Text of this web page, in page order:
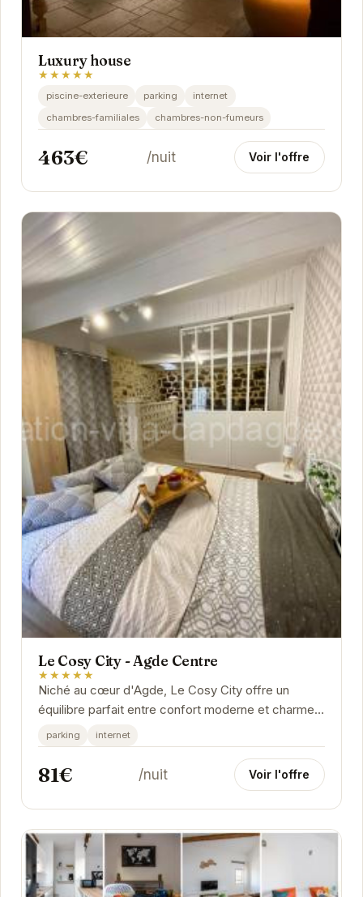
Luxury house
★★★★★
piscine-exterieure parking
internet
chambres-familiales
chambres-non-fumeurs
463€ /nuit Voir l'offre
Le Cosy City - Agde Centre
★★★★★
Niché au cœur d'Agde, Le Cosy City offre un
équilibre parfait entre confort moderne et charme
local. Ses intérieurs élégants et ses...
parking internet
81€ /nuit Voir l'offre